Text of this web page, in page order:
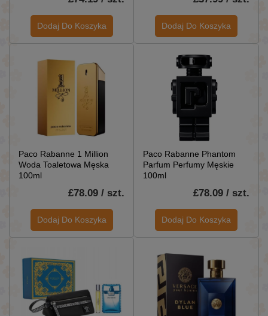
Dodaj Do Koszyka Dodaj Do Koszyka
Paco Rabanne 1 Million
Woda Toaletowa Męska
100ml
£78.09 / szt.
Dodaj Do Koszyka
Paco Rabanne Phantom
Parfum Perfumy Męskie
100ml
£78.09 / szt.
Dodaj Do Koszyka